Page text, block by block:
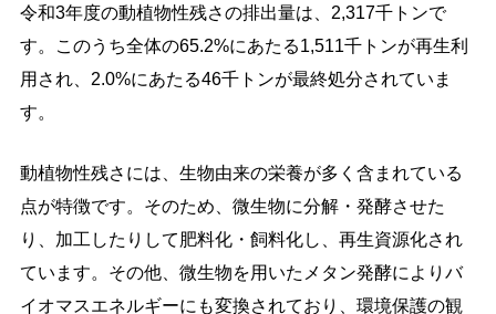
令和3年度の動植物性残さの排出量は、2,317千トンで
す。このうち全体の65.2%にあたる1,511千トンが再生利
用され、2.0%にあたる46千トンが最終処分されていま
す。
動植物性残さには、生物由来の栄養が多く含まれている
点が特徴です。そのため、微生物に分解・発酵させた
り、加工したりして肥料化・飼料化し、再生資源化され
ています。その他、微生物を用いたメタン発酵によりバ
イオマスエネルギーにも変換されており、環境保護の観